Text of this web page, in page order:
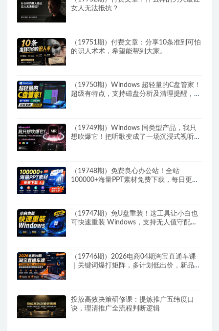
女人无法抵抗？
（19751期）付费文章：分享10条准到可怕
的识人术术，希望能帮到大家。
（19750期）Windows 超轻量的C盘管家！
超级有特点，支持磁盘分析及清理提醒，
（19749期）Windows 同类型产品，我只
想吹爆它！把听歌变成了一场沉浸式视听现
（19748期）免费良心办公站！全站
100000+海量PPT素材免费下载，每日更
（19747期）免U盘重装！这工具让小白也
可快速重装 Windows，支持无人值守配
（19746期）2026电商04期淘宝直通车课
｜关键词爆打矩阵，多计划低出价，新品爆
投放高效决策研修课：提炼推广五纬度口
诀，理清推广全流程判断逻辑